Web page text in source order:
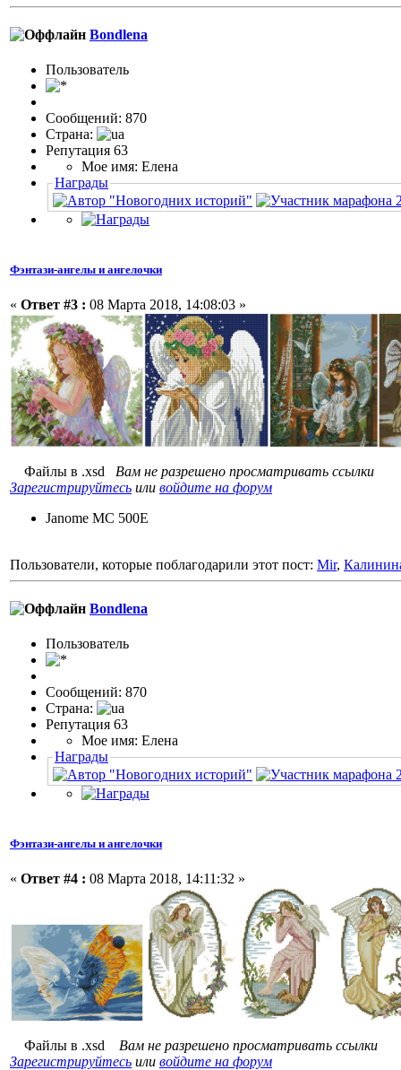
Bondlena
Пользовaтeль
Сообщений: 870
Страна:
Репутация 63
Мое имя: Елена
Награды
Фэнтази-ангелы и ангелочки
« Ответ #3 : 08 Марта 2018, 14:08:03 »
Файлы в .xsd Вам не разрешено просматривать ссылки
Зарегистрируйтесь или войдите на форум
Janome MC 500E
Пользователи, которые поблагодарили этот пост: Mir,
Bondlena
Пользовaтeль
Сообщений: 870
Страна:
Репутация 63
Мое имя: Елена
Награды
Фэнтази-ангелы и ангелочки
« Ответ #4 : 08 Марта 2018, 14:11:32 »
Файлы в .xsd Вам не разрешено просматривать ссылки
Зарегистрируйтесь или войдите на форум